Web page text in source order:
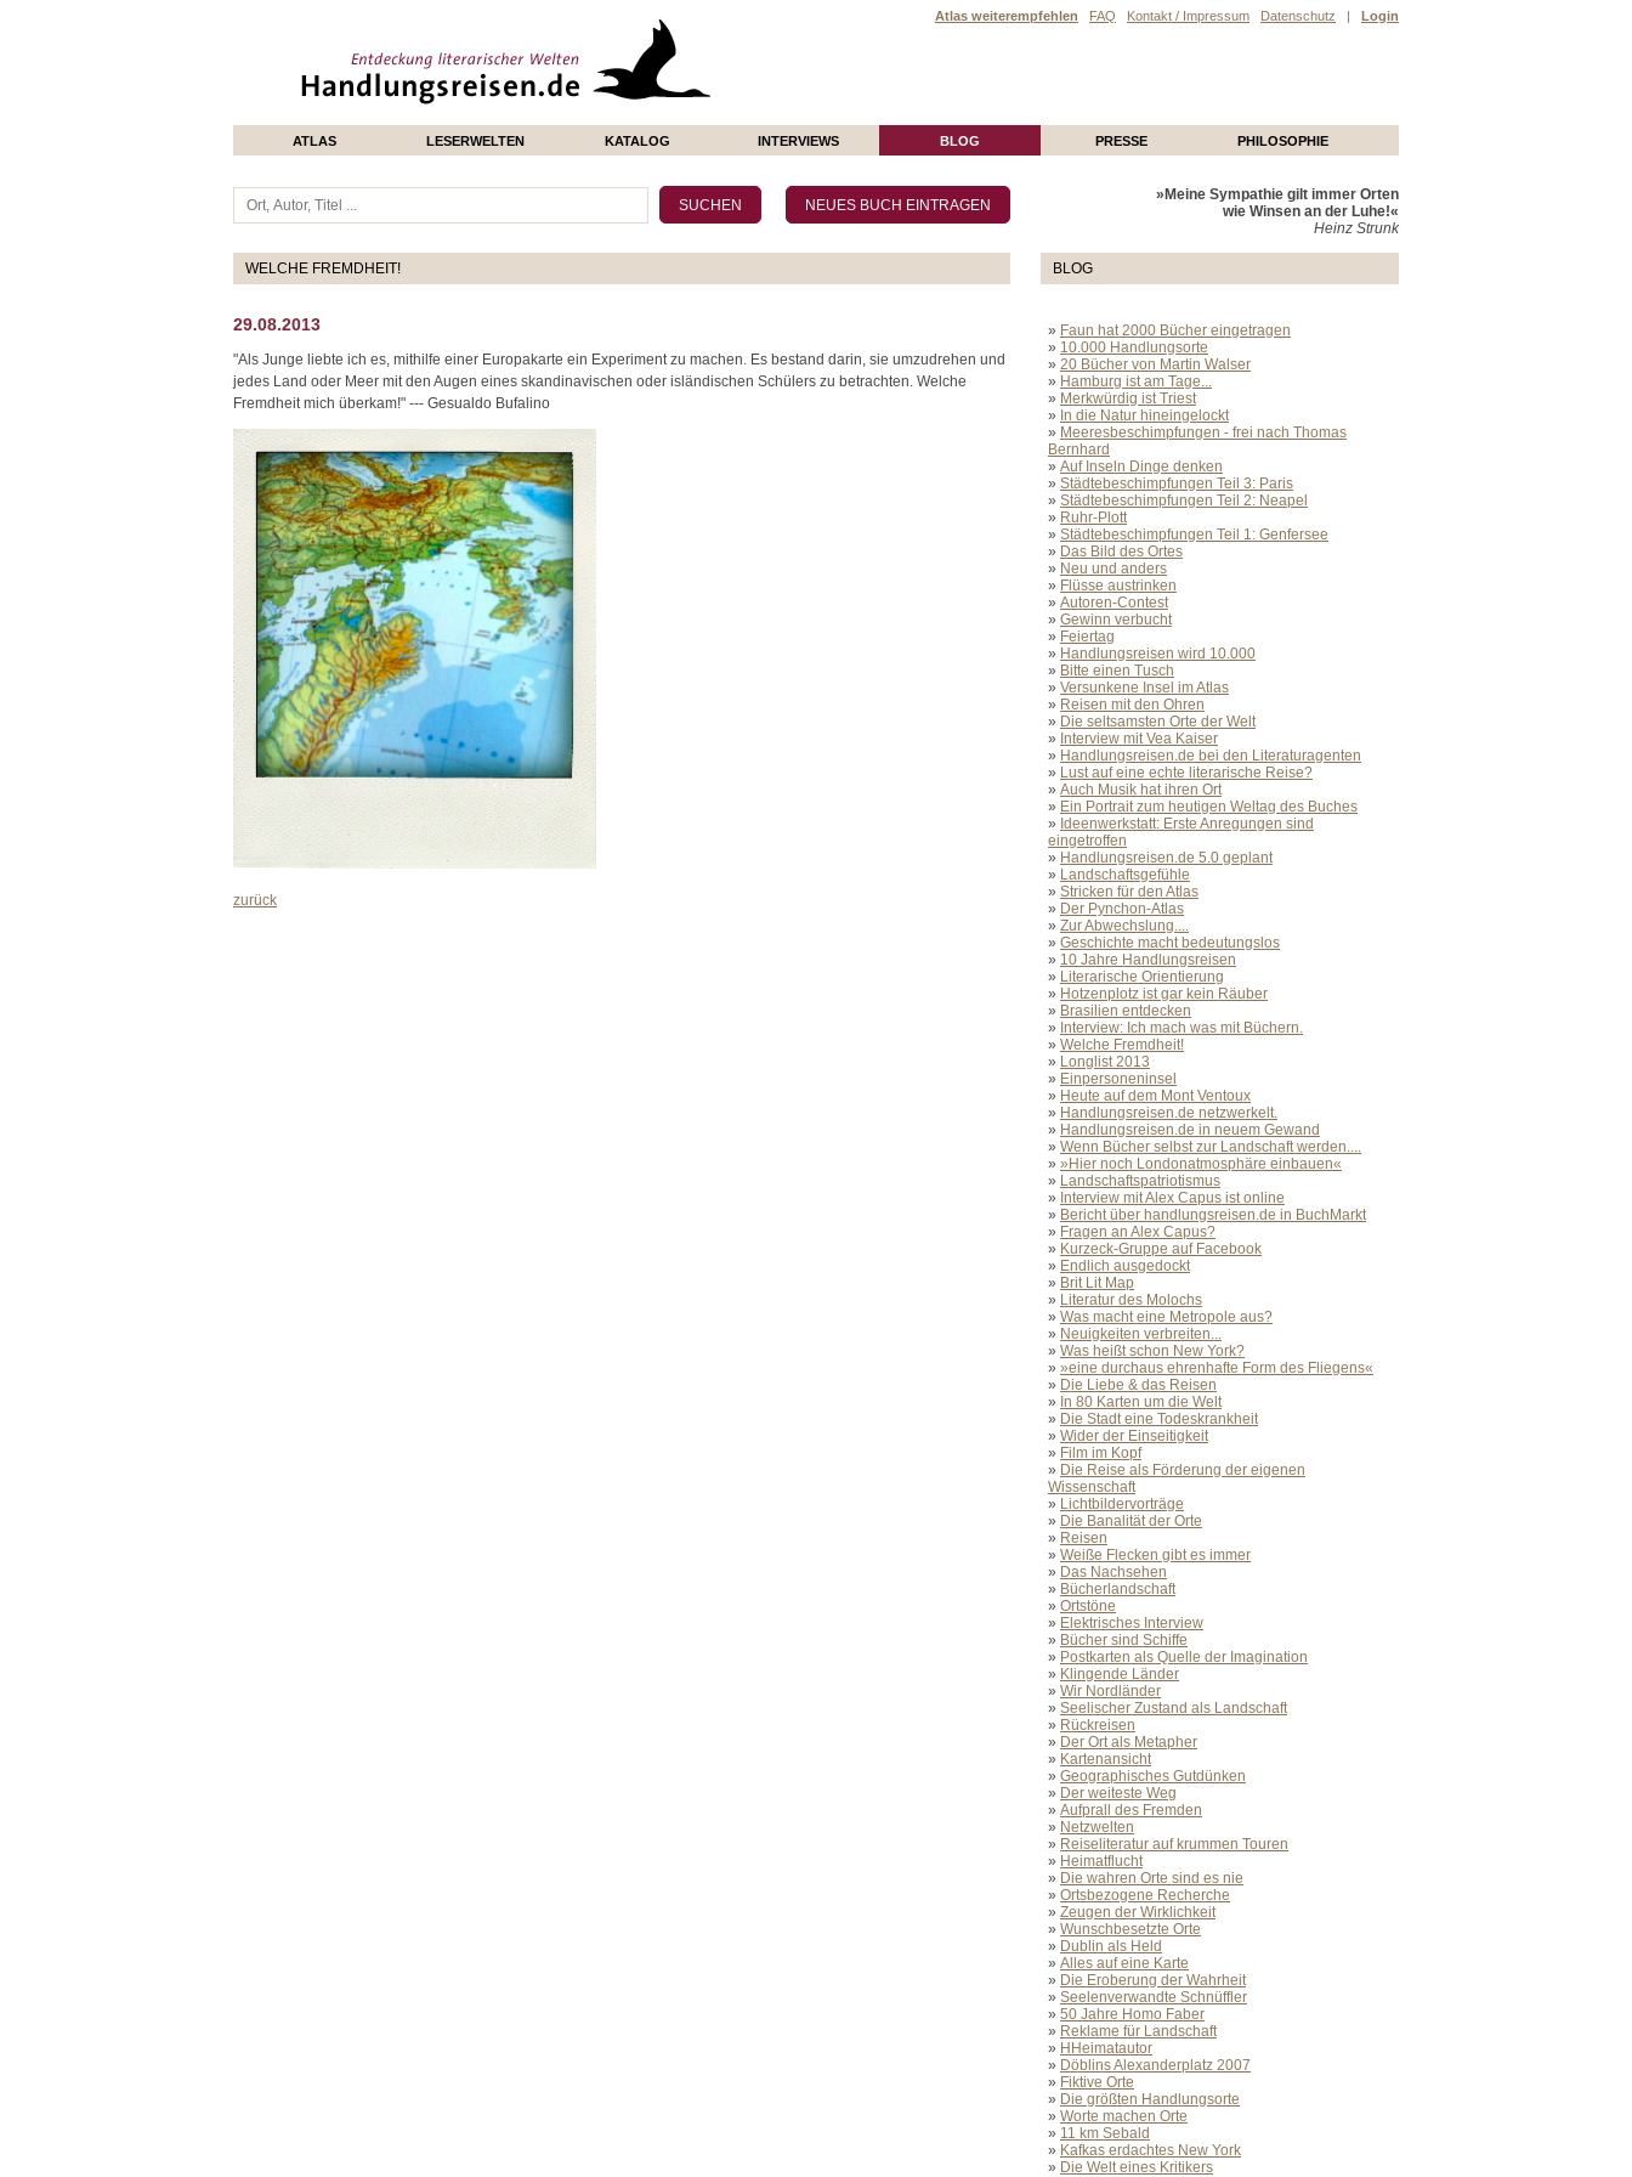
Atlas weiterempfehlen FAQ Kontakt / Impressum Datenschutz | Login
ATLAS LESERWELTEN KATALOG INTERVIEWS BLOG PRESSE PHILOSOPHIE
WELCHE FREMDHEIT!
29.08.2013
"Als Junge liebte ich es, mithilfe einer Europakarte ein Experiment zu machen. Es bestand darin, sie umzudrehen und
jedes Land oder Meer mit den Augen eines skandinavischen oder isländischen Schülers zu betrachten. Welche
Fremdheit mich überkam!" --- Gesualdo Bufalino
zurück
»Meine Sympathie gilt immer Orten
wie Winsen an der Luhe!«
Heinz Strunk
BLOG
» Faun hat 2000 Bücher eingetragen
» 10.000 Handlungsorte
» 20 Bücher von Martin Walser
» Hamburg ist am Tage...
» Merkwürdig ist Triest
» In die Natur hineingelockt
» Meeresbeschimpfungen - frei nach Thomas
Bernhard
» Auf Inseln Dinge denken
» Städtebeschimpfungen Teil 3: Paris
» Städtebeschimpfungen Teil 2: Neapel
» Ruhr-Plott
» Städtebeschimpfungen Teil 1: Genfersee
» Das Bild des Ortes
» Neu und anders
» Flüsse austrinken
» Autoren-Contest
» Gewinn verbucht
» Feiertag
» Handlungsreisen wird 10.000
» Bitte einen Tusch
» Versunkene Insel im Atlas
» Reisen mit den Ohren
» Die seltsamsten Orte der Welt
» Interview mit Vea Kaiser
» Handlungsreisen.de bei den Literaturagenten
» Lust auf eine echte literarische Reise?
» Auch Musik hat ihren Ort
» Ein Portrait zum heutigen Weltag des Buches
» Ideenwerkstatt: Erste Anregungen sind
eingetroffen
» Handlungsreisen.de 5.0 geplant
» Landschaftsgefühle
» Stricken für den Atlas
» Der Pynchon-Atlas
» Zur Abwechslung....
» Geschichte macht bedeutungslos
» 10 Jahre Handlungsreisen
» Literarische Orientierung
» Hotzenplotz ist gar kein Räuber
» Brasilien entdecken
» Interview: Ich mach was mit Büchern.
» Welche Fremdheit!
» Longlist 2013
» Einpersoneninsel
» Heute auf dem Mont Ventoux
» Handlungsreisen.de netzwerkelt.
» Handlungsreisen.de in neuem Gewand
» Wenn Bücher selbst zur Landschaft werden....
» »Hier noch Londonatmosphäre einbauen«
» Landschaftspatriotismus
» Interview mit Alex Capus ist online
» Bericht über handlungsreisen.de in BuchMarkt
» Fragen an Alex Capus?
» Kurzeck-Gruppe auf Facebook
» Endlich ausgedockt
» Brit Lit Map
» Literatur des Molochs
» Was macht eine Metropole aus?
» Neuigkeiten verbreiten...
» Was heißt schon New York?
» »eine durchaus ehrenhafte Form des Fliegens«
» Die Liebe & das Reisen
» In 80 Karten um die Welt
» Die Stadt eine Todeskrankheit
» Wider der Einseitigkeit
» Film im Kopf
» Die Reise als Förderung der eigenen
Wissenschaft
» Lichtbildervorträge
» Die Banalität der Orte
» Reisen
» Weiße Flecken gibt es immer
» Das Nachsehen
» Bücherlandschaft
» Ortstöne
» Elektrisches Interview
» Bücher sind Schiffe
» Postkarten als Quelle der Imagination
» Klingende Länder
» Wir Nordländer
» Seelischer Zustand als Landschaft
» Rückreisen
» Der Ort als Metapher
» Kartenansicht
» Geographisches Gutdünken
» Der weiteste Weg
» Aufprall des Fremden
» Netzwelten
» Reiseliteratur auf krummen Touren
» Heimatflucht
» Die wahren Orte sind es nie
» Ortsbezogene Recherche
» Zeugen der Wirklichkeit
» Wunschbesetzte Orte
» Dublin als Held
» Alles auf eine Karte
» Die Eroberung der Wahrheit
» Seelenverwandte Schnüffler
» 50 Jahre Homo Faber
» Reklame für Landschaft
» HHeimatautor
» Döblins Alexanderplatz 2007
» Fiktive Orte
» Die größten Handlungsorte
» Worte machen Orte
» 11 km Sebald
» Kafkas erdachtes New York
» Die Welt eines Kritikers